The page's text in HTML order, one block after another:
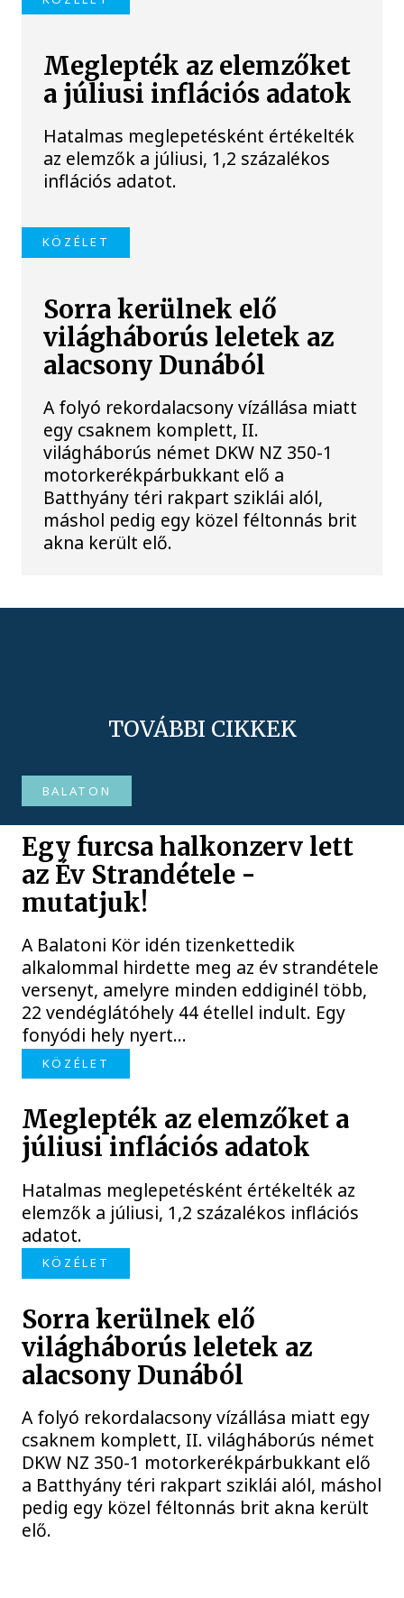
Meglepték az elemzőket
a júliusi inflációs adatok
Hatalmas meglepetésként értékelték
az elemzők a júliusi, 1,2 százalékos
inflációs adatot.
KÖZÉLET
Sorra kerülnek elő
világháborús leletek az
alacsony Dunából
A folyó rekordalacsony vízállása miatt
egy csaknem komplett, II.
világháborús német DKW NZ 350-1
motorkerékpárbukkant elő a
Batthyány téri rakpart sziklái alól,
máshol pedig egy közel féltonnás brit
akna került elő.
TOVÁBBI CIKKEK
BALATON
Egy furcsa halkonzerv lett
az Év Strandétele -
mutatjuk!
A Balatoni Kör idén tizenkettedik
alkalommal hirdette meg az év strandétele
versenyt, amelyre minden eddiginél több,
22 vendéglátóhely 44 étellel indult. Egy
fonyódi hely nyert...
KÖZÉLET
Meglepték az elemzőket a
júliusi inflációs adatok
Hatalmas meglepetésként értékelték az
elemzők a júliusi, 1,2 százalékos inflációs
adatot.
KÖZÉLET
Sorra kerülnek elő
világháborús leletek az
alacsony Dunából
A folyó rekordalacsony vízállása miatt egy
csaknem komplett, II. világháborús német
DKW NZ 350-1 motorkerékpárbukkant elő
a Batthyány téri rakpart sziklái alól, máshol
pedig egy közel féltonnás brit akna került
elő.